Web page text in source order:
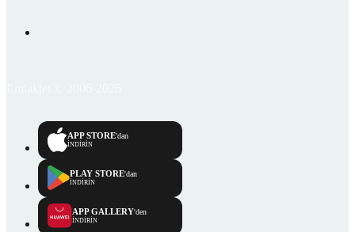
APP STORE'dan
İNDİRİN
PLAY STORE'dan
İNDİRİN
APP GALLERY'den
İNDİRİN